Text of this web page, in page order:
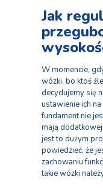
Jak
W momencie,
wózki, bo ktoś
decydujemy się
ustawienie ich
fundament nie
mają
jest to dużym
powiedzieć, że
zachowaniu
takie wózki